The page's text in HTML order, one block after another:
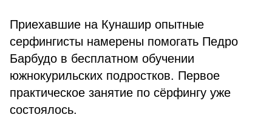
Приехавшие на Кунашир опытные
серфингисты намерены помогать Педро
Барбудо в бесплатном обучении
южнокурильских подростков. Первое
практическое занятие по сёрфингу уже
состоялось.